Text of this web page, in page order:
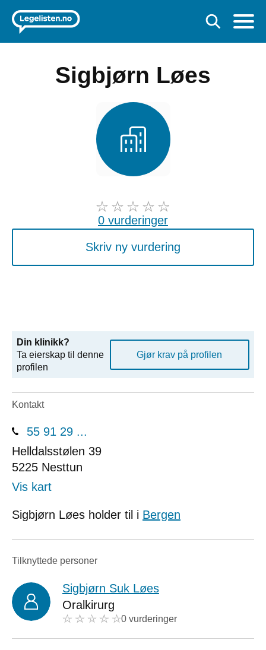
Sigbjørn Løes
0 vurderinger
Skriv ny vurdering
Din klinikk?
Ta eierskap til denne
profilen
Gjør krav på profilen
Kontakt
55 91 29 ...
Helldalsstølen 39
5225 Nesttun
Vis kart
Sigbjørn Løes holder til i Bergen
Tilknyttede personer
Sigbjørn Suk Løes
Oralkirurg
0 vurderinger